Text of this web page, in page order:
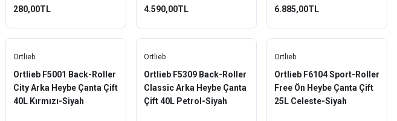
280,00TL 4.590,00TL 6.885,00TL
Ortlieb
Ortlieb F5001 Back-Roller
City Arka Heybe Çanta Çift
40L Kırmızı-Siyah
Ortlieb
Ortlieb F5309 Back-Roller
Classic Arka Heybe Çanta
Çift 40L Petrol-Siyah
Ortlieb
Ortlieb F6104 Sport-Roller
Free Ön Heybe Çanta Çift
25L Celeste-Siyah